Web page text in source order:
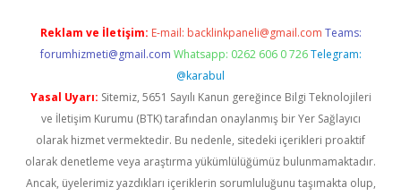
Reklam ve İletişim: E-mail: backlinkpaneli@gmail.com Teams:
forumhizmeti@gmail.com Whatsapp: 0262 606 0 726 Telegram:
@karabul
Yasal Uyarı: Sitemiz, 5651 Sayılı Kanun gereğince Bilgi Teknolojileri
ve İletişim Kurumu (BTK) tarafından onaylanmış bir Yer Sağlayıcı
olarak hizmet vermektedir. Bu nedenle, sitedeki içerikleri proaktif
olarak denetleme veya araştırma yükümlülüğümüz bulunmamaktadır.
Ancak, üyelerimiz yazdıkları içeriklerin sorumluluğunu taşımakta olup,